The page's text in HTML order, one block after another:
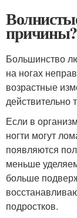
причины?
Большинство
на ногах
возрастные
действительно
Если в
ногти могут
появляются
меньше
больше
подростков.